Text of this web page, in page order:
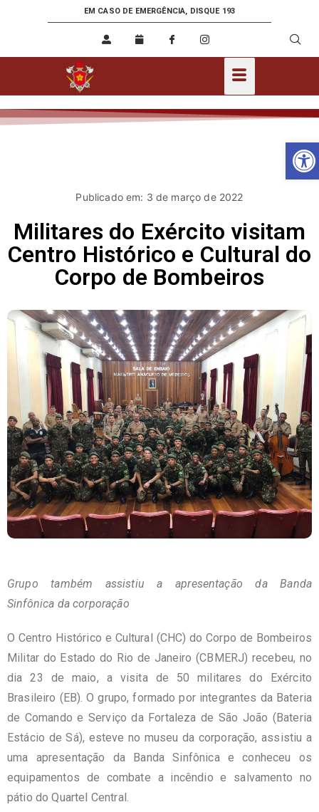
EM CASO DE EMERGÊNCIA, DISQUE 193
Publicado em: 3 de março de 2022
Militares do Exército visitam
Centro Histórico e Cultural do
Corpo de Bombeiros
Grupo também assistiu a apresentação da Banda
Sinfônica da corporação
O Centro Histórico e Cultural (CHC) do Corpo de Bombeiros
Militar do Estado do Rio de Janeiro (CBMERJ) recebeu, no
dia 23 de maio, a visita de 50 militares do Exército
Brasileiro (EB). O grupo, formado por integrantes da Bateria
de Comando e Serviço da Fortaleza de São João (Bateria
Estácio de Sá), esteve no museu da corporação, assistiu a
uma apresentação da Banda Sinfônica e conheceu os
equipamentos de combate a incêndio e salvamento no
pátio do Quartel Central.